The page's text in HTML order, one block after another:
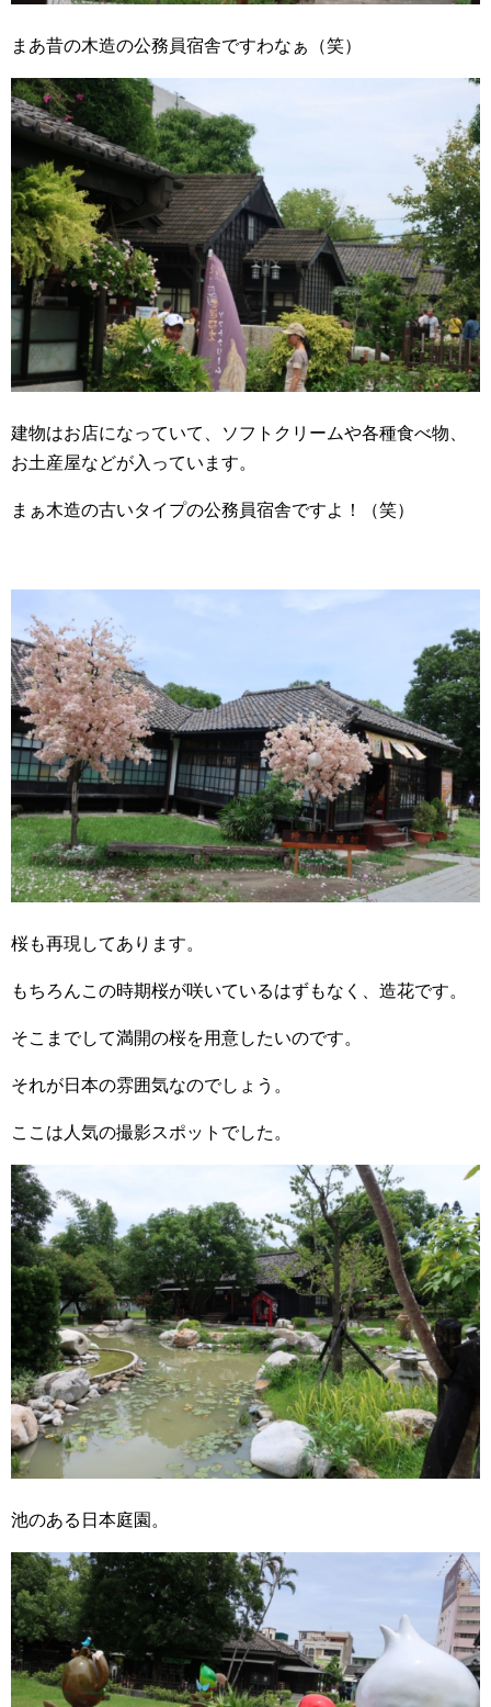
まあ昔の木造の公務員宿舎ですわなぁ（笑）
建物はお店になっていて、ソフトクリームや各種食べ物、
お土産屋などが入っています。
まぁ木造の古いタイプの公務員宿舎ですよ！（笑）
桜も再現してあります。
もちろんこの時期桜が咲いているはずもなく、造花です。
そこまでして満開の桜を用意したいのです。
それが日本の雰囲気なのでしょう。
ここは人気の撮影スポットでした。
池のある日本庭園。